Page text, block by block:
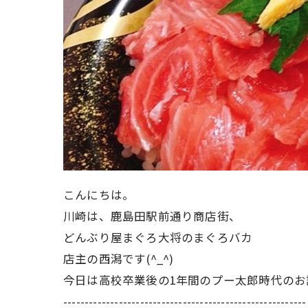
こんにちは。
川崎は、鹿島田駅前通り商店街、
どんぶり屋まぐろ大将のまぐろバカ
店主の西潟です(^_^)
今日は高校卒業後の1年間のプー太郎時代の
---------------------------------------------------------